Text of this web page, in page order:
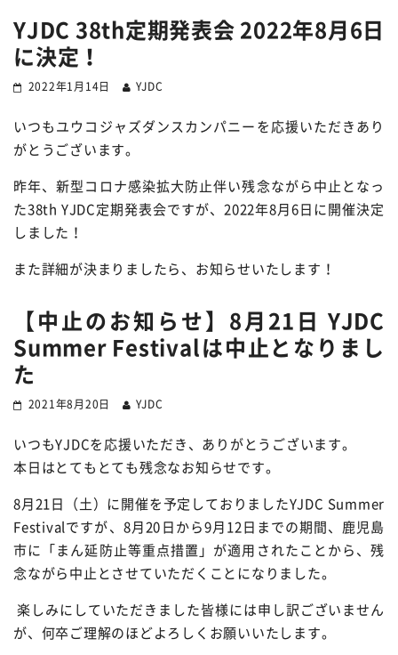
YJDC 38th定期発表会 2022年8月6日
に決定！
2022年1月14日 YJDC
いつもユウコジャズダンスカンパニーを応援いただきあり
がとうございます。
昨年、新型コロナ感染拡大防止伴い残念ながら中止となっ
た38th YJDC定期発表会ですが、2022年8月6日に開催決定
しました！
また詳細が決まりましたら、お知らせいたします！
【中止のお知らせ】8月21日 YJDC
Summer Festivalは中止となりまし
た
2021年8月20日 YJDC
いつもYJDCを応援いただき、ありがとうございます。
本日はとてもとても残念なお知らせです。
8月21日（土）に開催を予定しておりましたYJDC Summer
Festivalですが、8月20日から9月12日までの期間、鹿児島
市に「まん延防止等重点措置」が適用されたことから、残
念ながら中止とさせていただくことになりました。
楽しみにしていただきました皆様には申し訳ございません
が、何卒ご理解のほどよろしくお願いいたします。